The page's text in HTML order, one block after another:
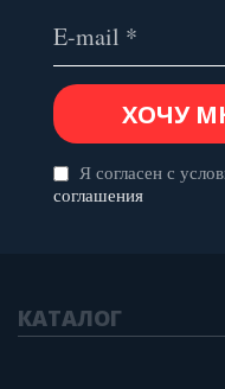
Я согласен с
соглашения
КАТАЛОГ